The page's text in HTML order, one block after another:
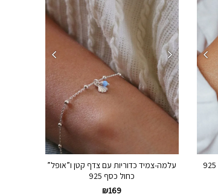
עלמה-צמיד כדוריות עם צדף קטן ו”אופל”
כחול כסף 925
₪169